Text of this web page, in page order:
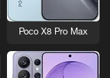
Poco X8 Pro Max